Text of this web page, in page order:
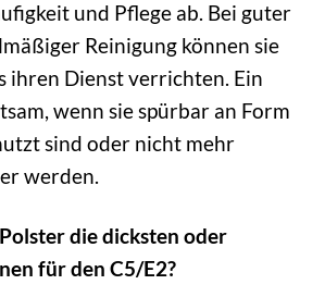
und Pflege ab. Bei guter
Reinigung können sie
ihren Dienst verrichten. Ein
wenn sie spürbar an Form
sind oder nicht mehr
werden.
die dicksten oder
für den C5/E2?